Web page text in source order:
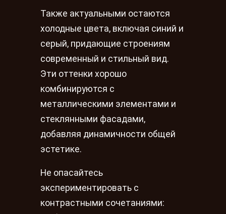
Также актуальными остаются
холодные цвета, включая синий и
серый, придающие строениям
современный и стильный вид.
Эти оттенки хорошо
комбинируются с
металлическими элементами и
стеклянными фасадами,
добавляя динамичности общей
эстетике.
Не опасайтесь
экспериментировать с
контрастными сочетаниями: